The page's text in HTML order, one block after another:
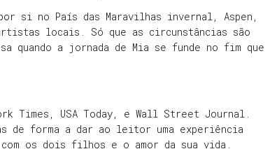
si no País das Maravilhas invernal, Aspen,
locais. Só que as circunstâncias são
quando a jornada de Mia se funde no fim que
Times, USA Today, e Wall Street Journal.
de forma a dar ao leitor uma experiência
os dois filhos e o amor da sua vida.